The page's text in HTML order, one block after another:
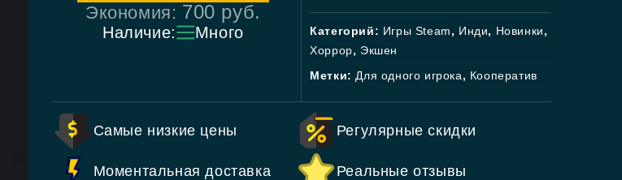
Экономия: 700 руб.
Наличие: Много Категорий: Игры Steam, Инди, Новинки,
Хоррор, Экшен
Метки: Для одного игрока, Кооператив
Самые низкие цены Регулярные скидки
Моментальная доставка Реальные отзывы